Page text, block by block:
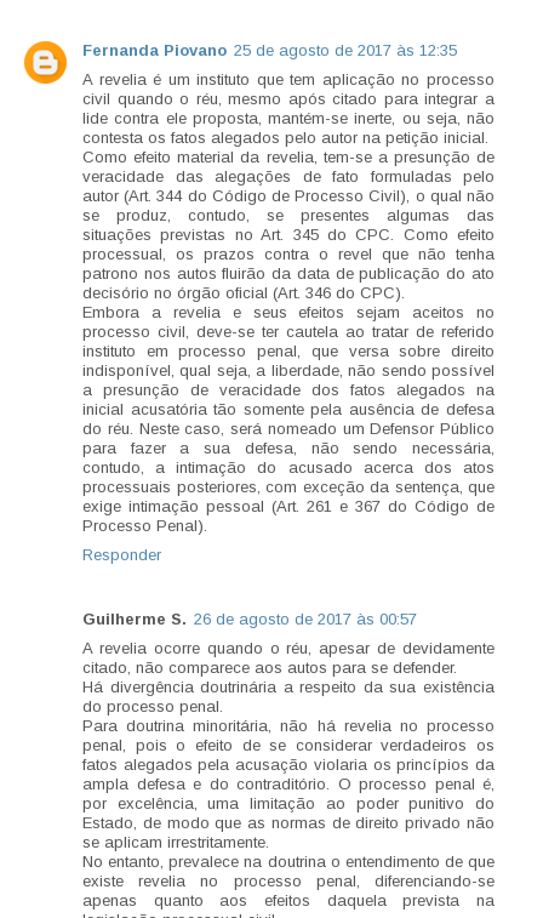
Fernanda Piovano 25 de agosto de 2017 às 12:35
A revelia é um instituto que tem aplicação no processo
civil quando o réu, mesmo após citado para integrar a
lide contra ele proposta, mantém-se inerte, ou seja, não
contesta os fatos alegados pelo autor na petição inicial.
Como efeito material da revelia, tem-se a presunção de
veracidade das alegações de fato formuladas pelo
autor (Art. 344 do Código de Processo Civil), o qual não
se produz, contudo, se presentes algumas das
situações previstas no Art. 345 do CPC. Como efeito
processual, os prazos contra o revel que não tenha
patrono nos autos fluirão da data de publicação do ato
decisório no órgão oficial (Art. 346 do CPC).
Embora a revelia e seus efeitos sejam aceitos no
processo civil, deve-se ter cautela ao tratar de referido
instituto em processo penal, que versa sobre direito
indisponível, qual seja, a liberdade, não sendo possível
a presunção de veracidade dos fatos alegados na
inicial acusatória tão somente pela ausência de defesa
do réu. Neste caso, será nomeado um Defensor Público
para fazer a sua defesa, não sendo necessária,
contudo, a intimação do acusado acerca dos atos
processuais posteriores, com exceção da sentença, que
exige intimação pessoal (Art. 261 e 367 do Código de
Processo Penal).
Responder
Guilherme S. 26 de agosto de 2017 às 00:57
A revelia ocorre quando o réu, apesar de devidamente
citado, não comparece aos autos para se defender.
Há divergência doutrinária a respeito da sua existência
do processo penal.
Para doutrina minoritária, não há revelia no processo
penal, pois o efeito de se considerar verdadeiros os
fatos alegados pela acusação violaria os princípios da
ampla defesa e do contraditório. O processo penal é,
por excelência, uma limitação ao poder punitivo do
Estado, de modo que as normas de direito privado não
se aplicam irrestritamente.
No entanto, prevalece na doutrina o entendimento de que
existe revelia no processo penal, diferenciando-se
apenas quanto aos efeitos daquela prevista na